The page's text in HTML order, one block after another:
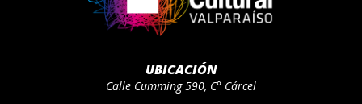
UBICACIÓN
Calle Cumming 590, C° Cárcel